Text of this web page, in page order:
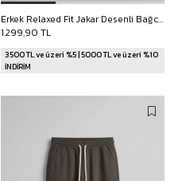
Erkek Relaxed Fit Jakar Desenli Bağcıklı Pantolon Kahverengi
1.299,90 TL
3500 TL ve üzeri %5 | 5000 TL ve üzeri %10
İNDİRİM